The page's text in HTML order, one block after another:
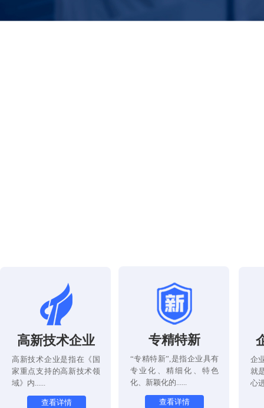
专精特新
“专精特新”,是指企业具有
专业化、精细化、特色
化、新颖化的......
查看详情
高新技术企业
高新技术企业是指在《国
家重点支持的高新技术领
域》内......
查看详情
企
就
心